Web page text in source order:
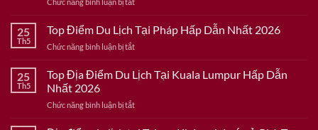
Chức năng bình luận bị tắt
Phá
Điểm
Du
Bắc
Dẫn
25
Th5
Top Điểm Du Lịch Tại Pháp Hấp Dẫn Nhất 2026
Chức năng bình luận bị tắtở
Điểm
Du
Tại
25
Th5
Top Địa Điểm Du Lịch Tại Kuala Lumpur Hấp Dẫn
Nhất 2026
Chức năng bình luận bị tắtở